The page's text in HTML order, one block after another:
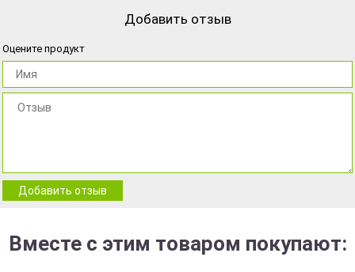
Добавить отзыв
Оцените продукт
Добавить отзыв
Вместе с этим товаром покупают: